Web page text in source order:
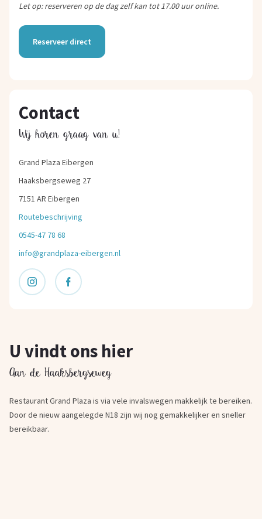
Let op: reserveren op de dag zelf kan tot 17.00 uur online.
Reserveer direct
Contact
Wij horen graag van u!
Grand Plaza Eibergen
Haaksbergseweg 27
7151 AR Eibergen
Routebeschrijving
0545-47 78 68
info@grandplaza-eibergen.nl
U vindt ons hier
Aan de Haaksbergseweg
Restaurant Grand Plaza is via vele invalswegen makkelijk te bereiken.
Door de nieuw aangelegde N18 zijn wij nog gemakkelijker en sneller
bereikbaar.